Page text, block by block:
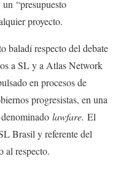
un
presupuesto
proyecto.
baladí respecto del debate
a SL y a Atlas Network
en procesos de
progresistas, en una
lawfare. El
Brasil y referente del
al respecto.